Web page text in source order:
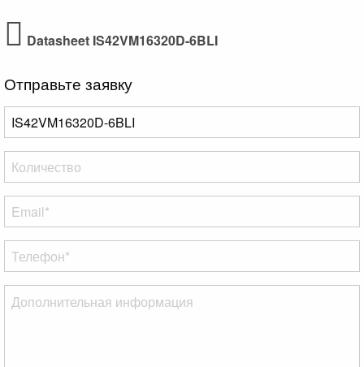
Datasheet IS42VM16320D-6BLI
Отправьте заявку